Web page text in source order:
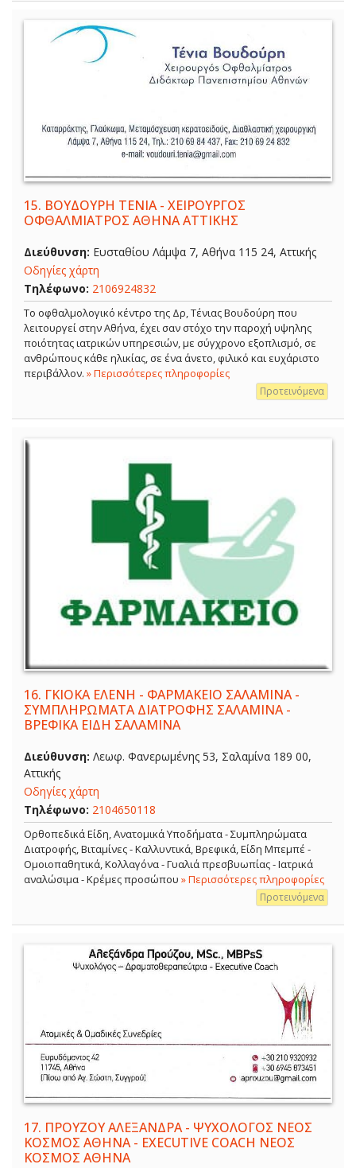
15. ΒΟΥΔΟΥΡΗ ΤΕΝΙΑ - ΧΕΙΡΟΥΡΓΟΣ
ΟΦΘΑΛΜΙΑΤΡΟΣ ΑΘΗΝΑ ΑΤΤΙΚΗΣ
Διεύθυνση: Ευσταθίου Λάμψα 7, Αθήνα 115 24, Αττικής
Οδηγίες χάρτη
Τηλέφωνο: 2106924832
Το οφθαλμολογικό κέντρο της Δρ, Τένιας Βουδούρη που
λειτουργεί στην Αθήνα, έχει σαν στόχο την παροχή υψηλης
ποιότητας ιατρικών υπηρεσιών, με σύγχρονο εξοπλισμό, σε
ανθρώπους κάθε ηλικίας, σε ένα άνετο, φιλικό και ευχάριστο
περιβάλλον. » Περισσότερες πληροφορίες
Προτεινόμενα
16. ΓΚΙΟΚΑ ΕΛΕΝΗ - ΦΑΡΜΑΚΕΙΟ ΣΑΛΑΜΙΝΑ -
ΣΥΜΠΛΗΡΩΜΑΤΑ ΔΙΑΤΡΟΦΗΣ ΣΑΛΑΜΙΝΑ -
ΒΡΕΦΙΚΑ ΕΙΔΗ ΣΑΛΑΜΙΝΑ
Διεύθυνση: Λεωφ. Φανερωμένης 53, Σαλαμίνα 189 00,
Αττικής
Οδηγίες χάρτη
Τηλέφωνο: 2104650118
Ορθοπεδικά Είδη, Ανατομικά Υποδήματα - Συμπληρώματα
Διατροφής, Βιταμίνες - Καλλυντικά, Βρεφικά, Είδη Μπεμπέ -
Ομοιοπαθητικά, Κολλαγόνα - Γυαλιά πρεσβυωπίας - Ιατρικά
αναλώσιμα - Κρέμες προσώπου » Περισσότερες πληροφορίες
Προτεινόμενα
17. ΠΡΟΥΖΟΥ ΑΛΕΞΑΝΔΡΑ - ΨΥΧΟΛΟΓΟΣ ΝΕΟΣ
ΚΟΣΜΟΣ ΑΘΗΝΑ - EXECUTIVE COACH ΝΕΟΣ
ΚΟΣΜΟΣ ΑΘΗΝΑ